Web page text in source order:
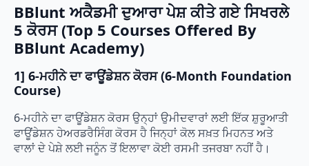
BBlunt ਅਕੈਡਮੀ ਦੁਆਰਾ ਪੇਸ਼ ਕੀਤੇ ਗਏ ਸਿਖਰਲੇ
5 ਕੋਰਸ (Top 5 Courses Offered By
BBlunt Academy)
1] 6-ਮਹੀਨੇ ਦਾ ਫਾਊਂਡੇਸ਼ਨ ਕੋਰਸ (6-Month Foundation
Course)
6-ਮਹੀਨੇ ਦਾ ਫਾਊਂਡੇਸ਼ਨ ਕੋਰਸ ਉਨ੍ਹਾਂ ਉਮੀਦਵਾਰਾਂ ਲਈ ਇੱਕ ਸ਼ੁਰੂਆਤੀ
ਫਾਊਂਡੇਸ਼ਨ ਹੇਅਰਡਰੈਸਿੰਗ ਕੋਰਸ ਹੈ ਜਿਨ੍ਹਾਂ ਕੋਲ ਸਖ਼ਤ ਮਿਹਨਤ ਅਤੇ
ਵਾਲਾਂ ਦੇ ਪੇਸ਼ੇ ਲਈ ਜਨੂੰਨ ਤੋਂ ਇਲਾਵਾ ਕੋਈ ਰਸਮੀ ਤਜਰਬਾ ਨਹੀਂ ਹੈ।